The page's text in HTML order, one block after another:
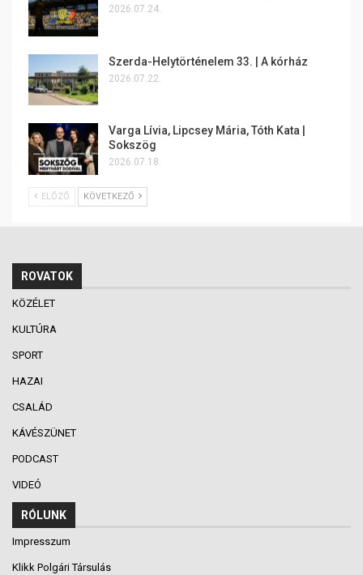
2026.07.24.
Szerda-Helytörténelem 33. | A kórház
2026.07.22.
Varga Lívia, Lipcsey Mária, Tóth Kata |
Sokszög
2026.07.18.
ELŐZŐ KÖVETKEZŐ
ROVATOK
KÖZÉLET
KULTÚRA
SPORT
HAZAI
CSALÁD
KÁVÉSZÜNET
PODCAST
VIDEÓ
RÓLUNK
Impresszum
Klikk Polgári Társulás